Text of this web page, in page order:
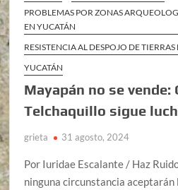
PROBLEMAS POR ZONAS
EN YUCATÁN
RESISTENCIA AL DESPOJO DE
YUCATÁN
Mayapán no se vende:
Telchaquillo sigue
grieta 31 agosto, 2024
Por Iuridae Escalante / Haz
ninguna circunstancia